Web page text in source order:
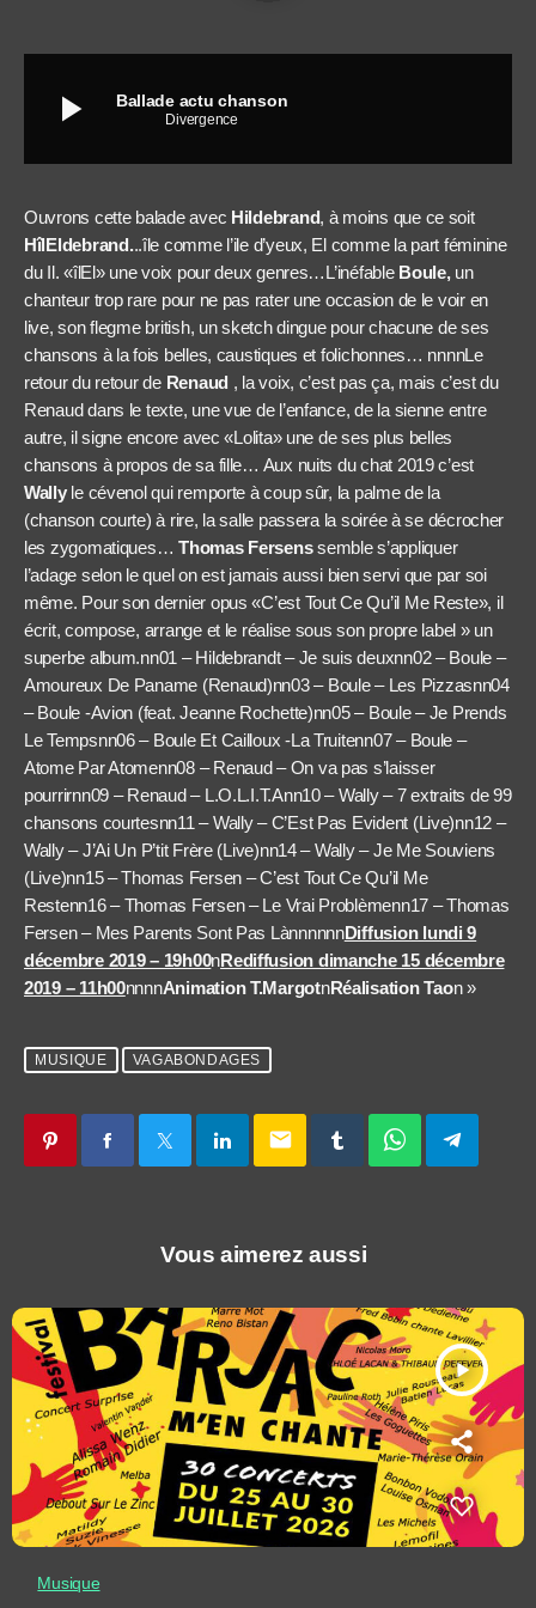
play_arrow Ballade actu chanson
Divergence
Ouvrons cette balade avec Hildebrand, à moins que ce soit
HîlEldebrand...île comme l’ile d’yeux, El comme la part féminine
du Il. «îlEl» une voix pour deux genres…L’inéfable Boule,un
chanteur trop rare pour ne pas rater une occasion de le voir en
live, son flegme british, un sketch dingue pour chacune de ses
chansons à la fois belles, caustiques et folichonnes… nnnnLe
retour du retour de Renaud , la voix, c’est pas ça, mais c’est du
Renaud dans le texte, une vue de l’enfance, de la sienne entre
autre, il signe encore avec «Lolita» une de ses plus belles
chansons à propos de sa fille… Aux nuits du chat 2019 c’est
Wallyle cévenol qui remporte à coup sûr, la palme de la
(chanson courte) à rire, la salle passera la soirée à se décrocher
les zygomatiques…Thomas Fersenssemble s’appliquer
l’adage selon le quel on est jamais aussi bien servi que par soi
même. Pour son dernier opus «C’est Tout Ce Qu’il Me Reste», il
écrit, compose, arrange et le réalise sous son propre label » un
superbe album.nn01 – Hildebrandt – Je suis deuxnn02 – Boule –
Amoureux De Paname (Renaud)nn03 – Boule – Les Pizzasnn04
– Boule -Avion (feat. Jeanne Rochette)nn05 – Boule – Je Prends
Le Tempsnn06 – Boule Et Cailloux -La Truitenn07 – Boule –
Atome Par Atomenn08 – Renaud – On va pas s’laisser
pourrirnn09 – Renaud – L.O.L.I.T.Ann10 – Wally – 7 extraits de 99
chansons courtesnn11 – Wally – C’Est Pas Evident (Live)nn12 –
Wally – J’Ai Un P’tit Frère (Live)nn14 – Wally – Je Me Souviens
(Live)nn15 – Thomas Fersen – C’est Tout Ce Qu’il Me
Restenn16 – Thomas Fersen – Le Vrai Problèmenn17 – Thomas
Fersen – Mes Parents Sont Pas LànnnnnnDiffusion lundi 9
décembre 2019 – 19h00nRediffusion dimanche 15 décembre
2019 – 11h00nnnnAnimation T.MargotnRéalisation Taon »
MUSIQUE VAGABONDAGES
email
Vous aimerez aussi
play_arrow
Musique